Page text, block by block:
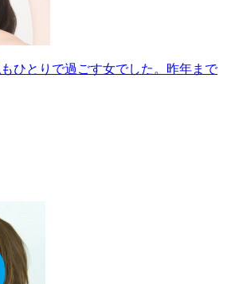
ひとりで過ごす女でした。昨年まで